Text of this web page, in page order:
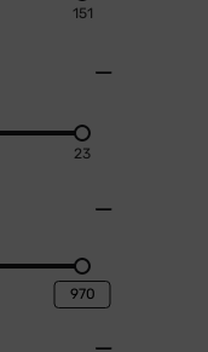
151
23